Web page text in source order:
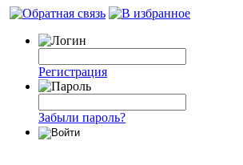
Регистрация
Забыли пароль?